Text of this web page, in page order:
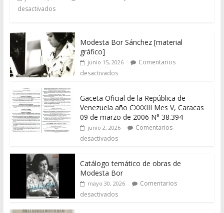
desactivados
Modesta Bor Sánchez [material
gráfico]
junio 15, 2026
Comentarios
desactivados
Gaceta Oficial de la República de
Venezuela año CXXXIII Mes V, Caracas
09 de marzo de 2006 N° 38.394
junio 2, 2026
Comentarios
desactivados
Catálogo temático de obras de
Modesta Bor
mayo 30, 2026
Comentarios
desactivados